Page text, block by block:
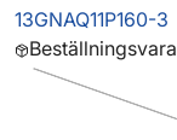
13GNAQ11P160-3
Beställningsvara